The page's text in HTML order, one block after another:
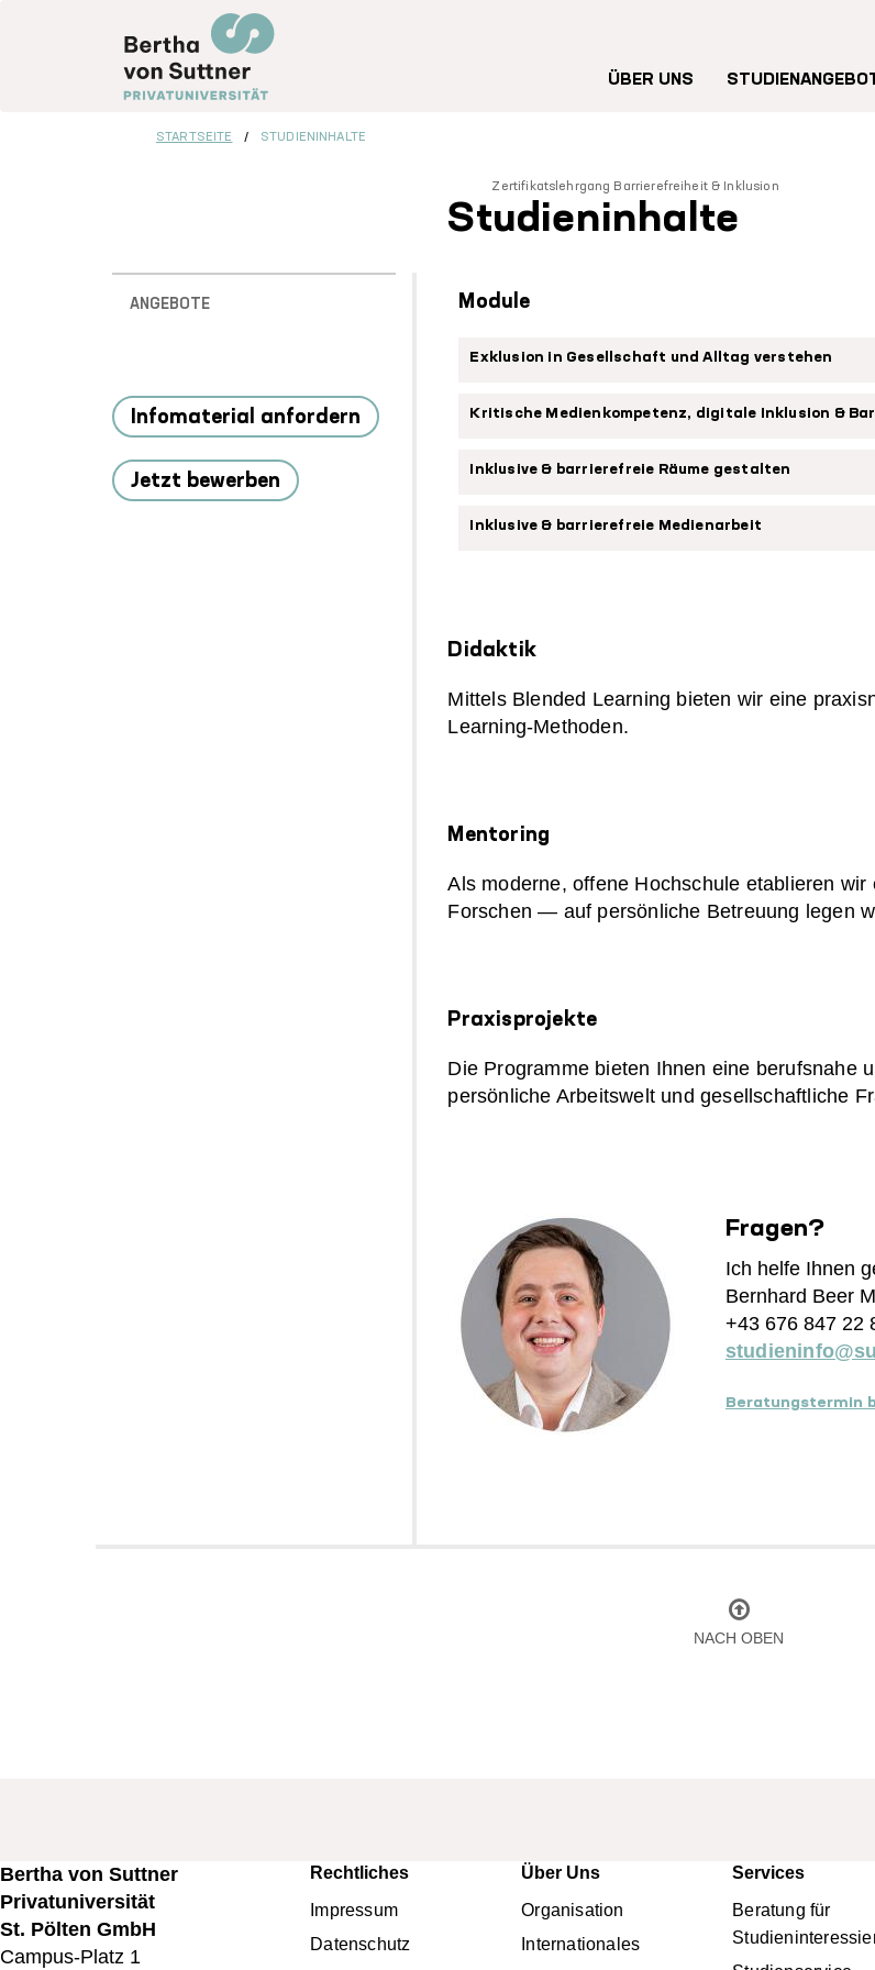
Hauptnavigation
ÜBER UNS STUDIENANGEBOT
STARTSEITE STUDIENINHALTE
ANGEBOTE
Infomaterial anfordern
Jetzt bewerben
Zertifikatslehrgang Barrierefreiheit & Inklusion
Studieninhalte
Module
Exklusion in Gesellschaft und Alltag verstehen
Kritische Medienkompetenz, digitale Inklusion &
Inklusive & barrierefreie Räume gestalten
Inklusive & barrierefreie Medienarbeit
Didaktik
Mittels Blended Learning bieten wir eine
Learning-Methoden.
Mentoring
Als moderne, offene Hochschule etablieren
Forschen — auf persönliche Betreuung legen
Praxisprojekte
Die Programme bieten Ihnen eine berufsnahe
persönliche Arbeitswelt und gesellschaftliche
Fragen?
Ich helfe Ihnen
Bernhard Beer
+43 676 847 22
Beratungstermin
NACH OBEN
Bertha von Suttner
Privatuniversität
St. Pölten GmbH
Campus-Platz 1
Fußbereichsmenü
Rechtliches
Impressum
Datenschutz
Über Uns
Organisation
Internationales
Services
Beratung für